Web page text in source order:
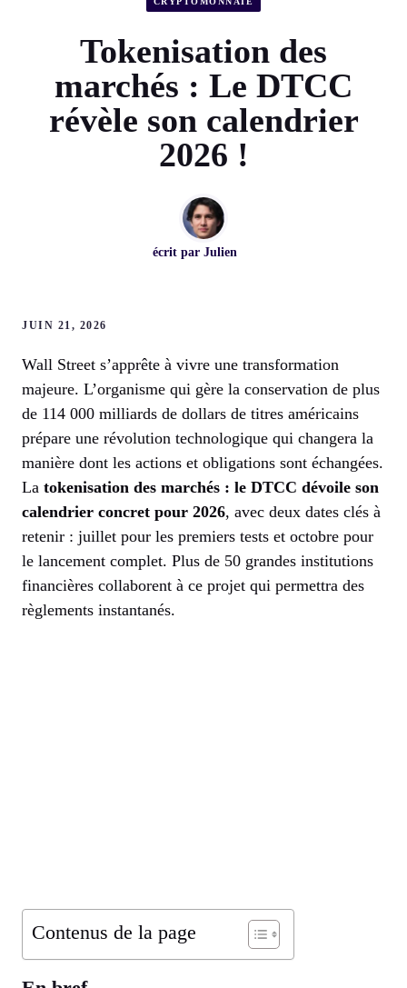
Tokenisation des
marchés : Le DTCC
révèle son calendrier
2026 !
écrit par Julien
JUIN 21, 2026
Wall Street s’apprête à vivre une transformation
majeure. L’organisme qui gère la conservation de plus
de 114 000 milliards de dollars de titres américains
prépare une révolution technologique qui changera la
manière dont les actions et obligations sont échangées.
La tokenisation des marchés : le DTCC dévoile son
calendrier concret pour 2026, avec deux dates clés à
retenir : juillet pour les premiers tests et octobre pour
le lancement complet. Plus de 50 grandes institutions
financières collaborent à ce projet qui permettra des
règlements instantanés.
Contenus de la page